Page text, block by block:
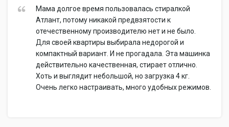
Мама долгое время пользовалась стиралкой
Атлант, потому никакой предвзятости к
отечественному производителю нет и не было.
Для своей квартиры выбирала недорогой и
компактный вариант. И не прогадала. Эта машинка
действительно качественная, стирает отлично.
Хоть и выглядит небольшой, но загрузка 4 кг.
Очень легко настраивать, много удобных режимов.